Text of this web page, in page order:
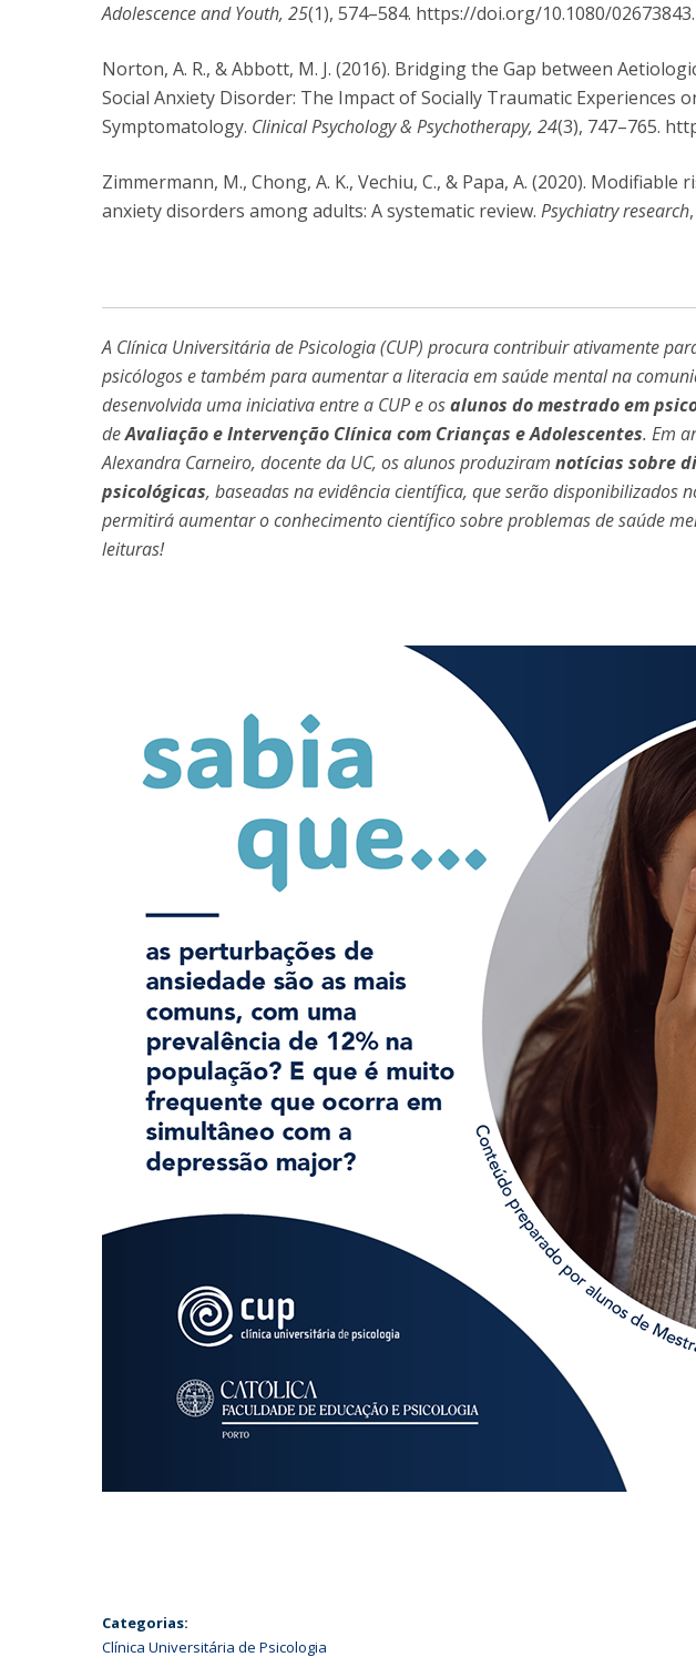
Adolescence and Youth, 25(1), 574–584. https://doi.org/10.1080/
Norton, A. R., & Abbott, M. J. (2016). Bridging the Gap between
Social Anxiety Disorder: The Impact of Socially Traumatic Experiences
Symptomatology. Clinical Psychology & Psychotherapy, 24(3), 747–765.
Zimmermann, M., Chong, A. K., Vechiu, C., & Papa, A. (2020).
anxiety disorders among adults: A systematic review. Psychiatry research,
A Clínica Universitária de Psicologia (CUP) procura contribuir ativamente
psicólogos e também para aumentar a literacia em saúde mental na
desenvolvida uma iniciativa entre a CUP e osalunos do mestrado em
deAvaliação e Intervenção Clínica com Crianças e Adolescentes. Em
Alexandra Carneiro, docente da UC, os alunos produziram notícias sobre
psicológicas, baseadas na evidência científica, que serão disponibilizados
permitirá aumentar o conhecimento científico sobre problemas de saúde
leituras!
Categorias:
Clínica Universitária de Psicologia